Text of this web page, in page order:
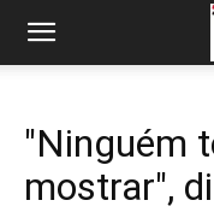
"Ninguém
mostrar",